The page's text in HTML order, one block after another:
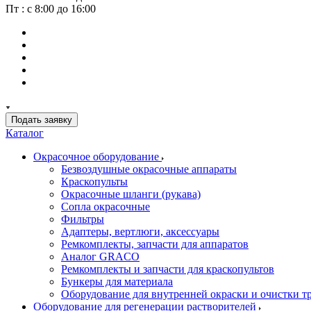
Пт : с 8:00 до 16:00
Подать заявку
Каталог
Окрасочное оборудование
Безвоздушные окрасочные аппараты
Краскопульты
Окрасочные шланги (рукава)
Сопла окрасочные
Фильтры
Адаптеры, вертлюги, аксессуары
Ремкомплекты, запчасти для аппаратов
Аналог GRACO
Ремкомплекты и запчасти для краскопультов
Бункеры для материала
Оборудование для внутренней окраски и очистки
Оборудование для регенерации растворителей